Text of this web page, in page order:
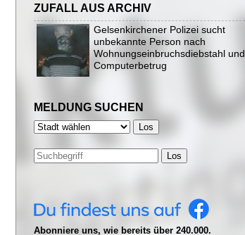
ZUFALL AUS ARCHIV
Gelsenkirchener Polizei sucht
unbekannte Person nach
Wohnungseinbruchsdiebstahl und
Computerbetrug
MELDUNG SUCHEN
Los
Abonniere uns, wie bereits über 240.000.